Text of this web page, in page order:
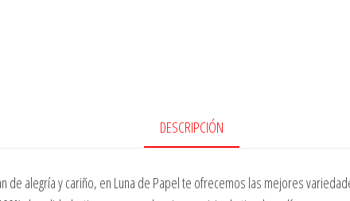
DESCRIPCIÓN
de alegría y cariño, en Luna de Papel te ofrecemos las mejores